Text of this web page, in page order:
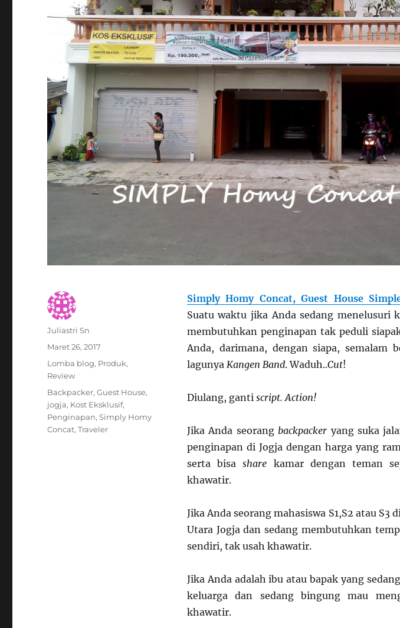
Simply Homy Concat, Guest House
Suatu waktu jika Anda sedang menelusuri
membutuhkan penginapan tak peduli
Anda, darimana, dengan siapa, semalam
lagunya Kangen Band. Waduh..Cut!
Diulang, ganti script. Action!
Jika Anda seorang backpacker yang suka
penginapan di Jogja dengan harga yang
serta bisa share kamar dengan teman
khawatir.
Jika Anda seorang mahasiswa S1,S2 atau S3
Utara Jogja dan sedang membutuhkan
sendiri, tak usah khawatir.
Jika Anda adalah ibu atau bapak yang
keluarga dan sedang bingung mau
khawatir.
Author
Juliastri Sn
Posted
Maret 26, 2017
Categories
Lomba blog, Produk,
Review
Tags
Backpacker,Guest House,
jogja, Kost Eksklusif,
Penginapan,Simply Homy
Concat,Traveler